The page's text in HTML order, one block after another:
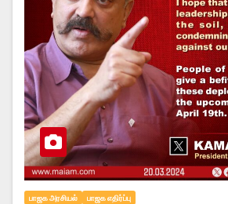
பாஜக அரசியல் பாஜக எதிர்ப்பு